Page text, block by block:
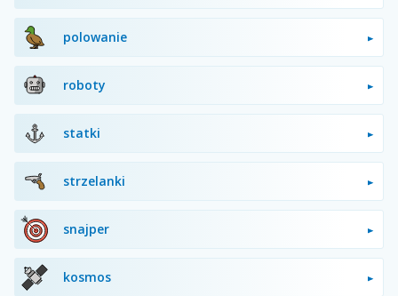
polowanie
roboty
statki
strzelanki
snajper
kosmos